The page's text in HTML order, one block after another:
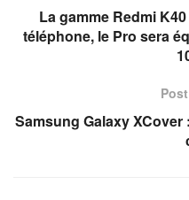
La gamme Redmi
téléphone, le Pro sera
Samsung Galaxy